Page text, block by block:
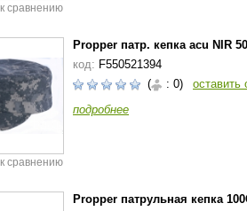
к сравнению
к сравнению
Propper патр. кепкa acu NIR
код: F550521394
(
: 0)
оставить
подробнее
Propper патрульная кепкa